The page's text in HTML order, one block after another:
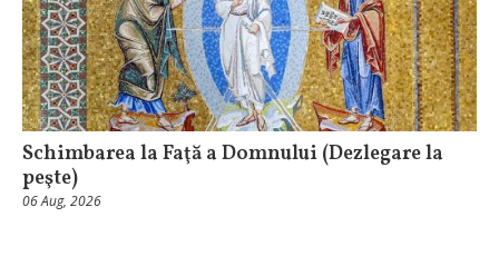
Schimbarea la Faţă a Domnului (Dezlegare la
peşte)
06 Aug, 2026